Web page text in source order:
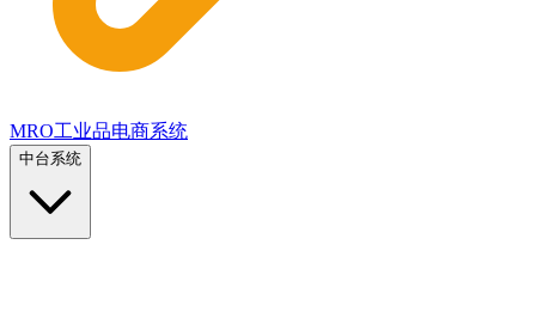
MRO工业品电商系统
中台系统